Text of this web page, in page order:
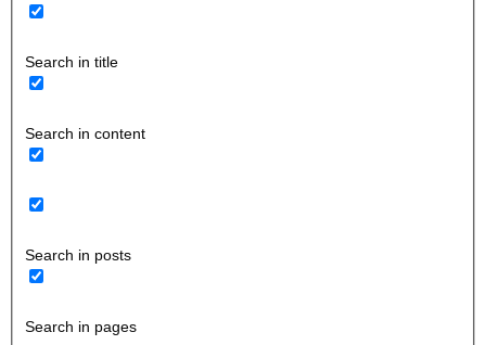
Search in title
Search in content
Search in posts
Search in pages